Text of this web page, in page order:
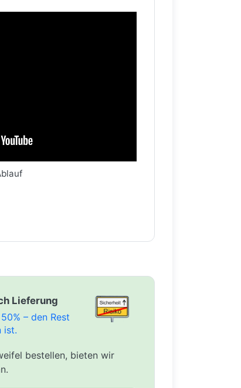
Lieferung
– den Rest
ist.
bestellen, bieten wir